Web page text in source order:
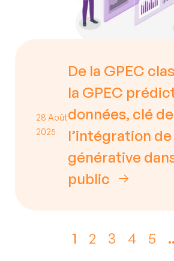
28 Août
2025
De la GPEC
la GPEC
données, clé de
l’intégration de
générative
public
1 2 3 4 5